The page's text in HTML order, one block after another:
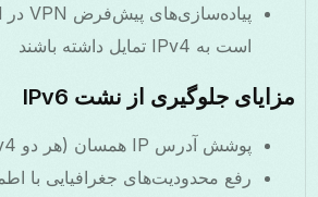
است به IPv4 تمایل داشته باشند
مزایای جلوگیری از نشت IPv6
پوشش آدرس IP همسان (هر دو IPv4 و IPv6)
رفع محدودیت‌های جغرافیایی با